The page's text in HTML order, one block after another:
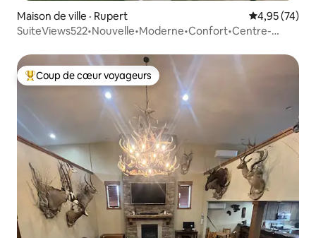
Maison de ville · Rupert Note
4,95 (74)
SuiteViews522•Nouvelle•Moderne•Confort•Centre-
Coup de cœur voyageurs parmi les plus aimés
Coup de cœur voyageurs